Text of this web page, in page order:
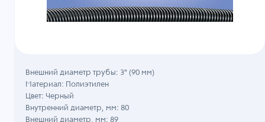
Внешний диаметр трубы: 3" (90 мм)
Материал: Полиэтилен
Цвет: Черный
Внутренний диаметр, мм: 80
Внешний диаметр, мм: 89